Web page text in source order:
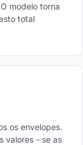
modelo torna
total
os envelopes.
valores - se as